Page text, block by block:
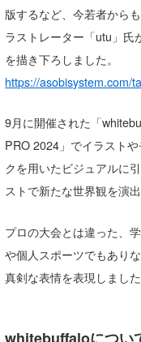
版するなど、今若者から
ラストレーター「utu」氏
を描き下ろしました。
https://asobisystem.com/
9月に開催された「
PRO 2024」でイラスト
クを用いたビジュアルに
ストで新たな世界観を演出
プロの大会とは違った、
や個人スポーツでもあり
真剣な表情を表現しました